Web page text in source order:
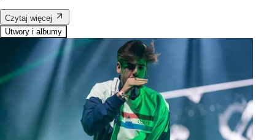
Czytaj więcej
Utwory i albumy